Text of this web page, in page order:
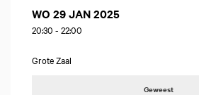
WO 29 JAN 2025
20:30 - 22:00
Grote Zaal
Geweest